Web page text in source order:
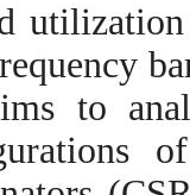
to